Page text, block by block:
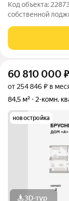
Код объекта:
собственной лоджии. Перед
прогулочная
Квартира уже
60 810 000 ₽
от 254 846 ₽ в
84,5 м²
2-комн.
новостройка
3D-тур